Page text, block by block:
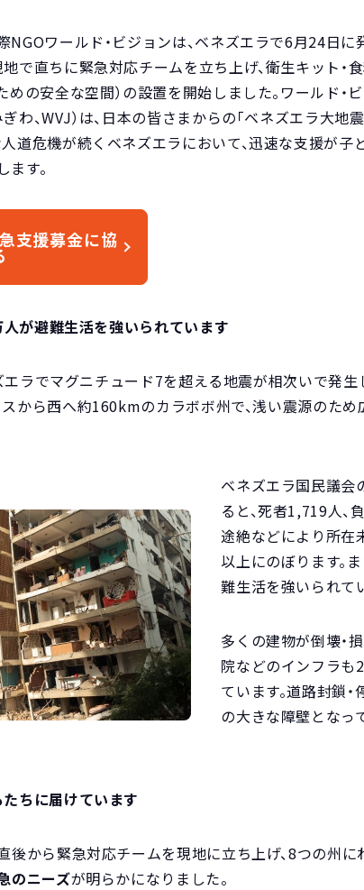
ワールド・ビジョンは、ベネズエラで6月24日
で直ちに緊急対応チームを立ち上げ、衛生キット・
めの安全な空間）の設置を開始しました。ワールド・
わ、WVJ）は、日本の皆さまからの「ベネズエラ大地
道危機が続くベネズエラにおいて、迅速な支援が子
す。
支援募金に協
人が避難生活を強いられています
ラでマグニチュード7を超える地震が相次いで発生
から西へ約160kmのカラボボ州で、浅い震源のた
ベネズエラ国民議会
ると、死者1,719人、
途絶などにより所在
以上にのぼります。
難生活を強いられて
多くの建物が倒壊・
院などのインフラも
ています。道路封鎖
の大きな障壁となっ
ちに届けています
後から緊急対応チームを現地に立ち上げ、8つの州
のニーズが明らかになりました。